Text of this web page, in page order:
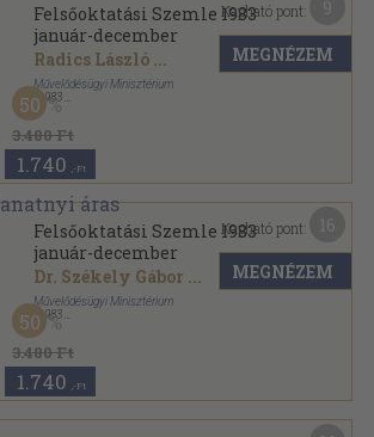
Felsőoktatási Szemle 1983
január-december
Radics László ...
Művelődésügyi Minisztérium
, 1983
Könyvkötői kötés
Felsőoktatási Szemle sorozat
3.480 Ft
50
1.740 ,-Ft
Kapható pont:
MEGNÉZEM
Felsőoktatási Szemle 1983
január-december
Dr. Székely Gábor ...
Művelődésügyi Minisztérium
, 1983
Ragasztott papírkötés
Felsőoktatási Szemle sorozat
3.480 Ft
50
1.740 ,-Ft
Kapható pont:
MEGNÉZEM